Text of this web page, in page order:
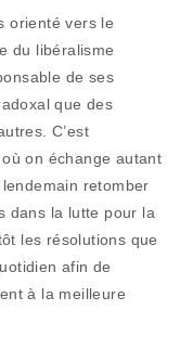
orienté vers le
du libéralisme
de ses
que des
C’est
on échange autant
retomber
dans la lutte pour la
les résolutions que
afin de
à la meilleure